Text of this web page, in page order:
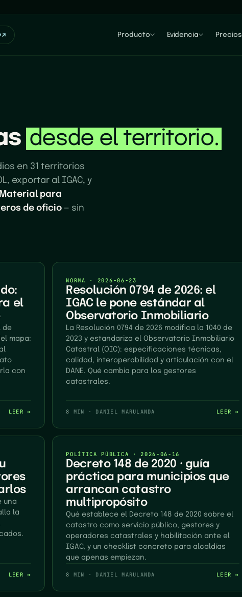
Producto Evidencia Precios
desde el territorio.
en 31 territorios
exportar al IGAC, y
Material para
de oficio — sin
el
de
mapa:
con
LEER →
NORMA · 2026-06-23
Resolución 0794 de 2026: el
IGAC le pone estándar al
Observatorio Inmobiliario
La Resolución 0794 de 2026 modifica la 1040 de
2023 y estandariza el Observatorio Inmobiliario
Catastral (OIC): especificaciones técnicas,
calidad, interoperabilidad y articulación con el
DANE. Qué cambia para los gestores
catastrales.
8 MIN · DANIEL MARULANDA LEER →
una
la
LEER →
POLÍTICA PÚBLICA ·2026-06-16
Decreto 148 de 2020 · guía
práctica para municipios que
arrancan catastro
multipropósito
Qué establece el Decreto 148 de 2020 sobre el
catastro como servicio público, gestores y
operadores catastrales y habilitación ante el
IGAC, y un checklist concreto para alcaldías
que apenas empiezan.
8 MIN · DANIEL MARULANDA LEER →